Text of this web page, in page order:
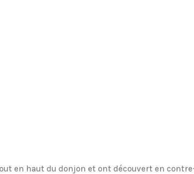
en haut du donjon et ont découvert en